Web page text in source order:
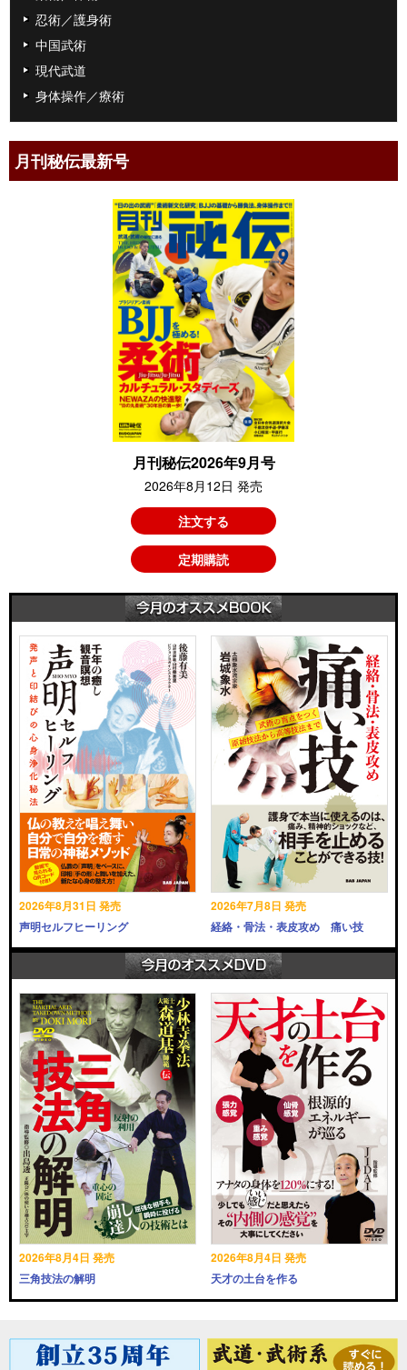
忍術／護身術
中国武術
現代武道
身体操作／療術
月刊秘伝最新号
月刊秘伝2026年9月号
2026年8月12日 発売
注文する
定期購読
2026年8月31日 発売
声明セルフヒーリング
2026年7月8日 発売
経絡・骨法・表皮攻め 痛い技
2026年8月4日 発売
三角技法の解明
2026年8月4日 発売
天才の土台を作る